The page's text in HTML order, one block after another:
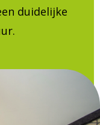
duidelijke